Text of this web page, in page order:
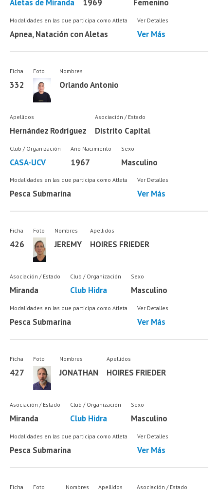
Aletas de Miranda 1969 Femenino
Modalidades en las que participa como Atleta
Apnea, Natación con Aletas
Ver Detalles
Ver Más
Ficha
332
Foto Nombres
Orlando Antonio
Apellidos
Hernández Rodríguez
Asociación / Estado
Distrito Capital
Club / Organización
CASA-UCV
Año Nacimiento
1967
Sexo
Masculino
Modalidades en las que participa como Atleta
Pesca Submarina
Ver Detalles
Ver Más
Ficha
426
Foto Nombres
JEREMY
Apellidos
HOIRES FRIEDER
Asociación / Estado
Miranda
Club / Organización
Club Hidra
Sexo
Masculino
Modalidades en las que participa como Atleta
Pesca Submarina
Ver Detalles
Ver Más
Ficha
427
Foto Nombres
JONATHAN
Apellidos
HOIRES FRIEDER
Asociación / Estado
Miranda
Club / Organización
Club Hidra
Sexo
Masculino
Modalidades en las que participa como Atleta
Pesca Submarina
Ver Detalles
Ver Más
Ficha Foto Nombres Apellidos Asociación / Estado